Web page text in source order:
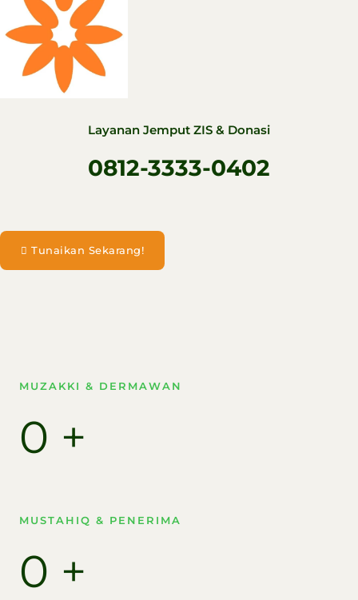
Layanan Jemput ZIS & Donasi
0812-3333-0402
Tunaikan Sekarang!
MUZAKKI & DERMAWAN
0 +
MUSTAHIQ & PENERIMA​
0 +